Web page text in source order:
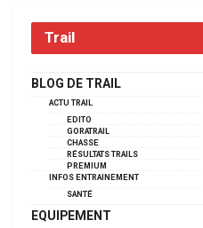
Trail
BLOG DE TRAIL
ACTU TRAIL
EDITO
GORATRAIL
CHASSE
RÉSULTATS TRAILS
PREMIUM
INFOS ENTRAINEMENT
SANTÉ
EQUIPEMENT